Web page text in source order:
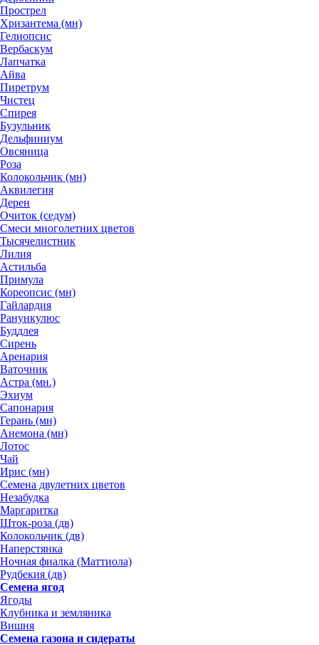
Прострел
Хризантема (мн)
Гелиопсис
Вербаскум
Лапчатка
Айва
Пиретрум
Чистец
Спирея
Бузульник
Дельфиниум
Овсяница
Роза
Колокольчик (мн)
Аквилегия
Дерен
Очиток (седум)
Смеси многолетних цветов
Тысячелистник
Лилия
Астильба
Примула
Кореопсис (мн)
Гайлардия
Ранункулюс
Буддлея
Сирень
Аренария
Ваточник
Астра (мн.)
Эхиум
Сапонария
Герань (мн)
Анемона (мн)
Лотос
Чай
Ирис (мн)
Семена двулетних цветов
Незабудка
Маргаритка
Шток-роза (дв)
Колокольчик (дв)
Наперстянка
Ночная фиалка (Маттиола)
Рудбекия (дв)
Семена ягод
Ягоды
Клубника и земляника
Вишня
Семена газона и сидераты